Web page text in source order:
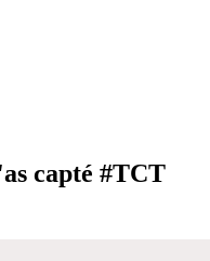
capté #TCT